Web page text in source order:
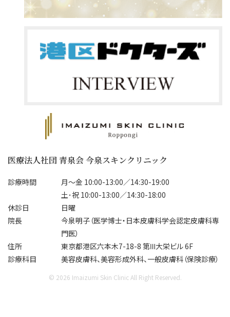
そんな方におすすめです✨
① ボトックス打ち放題💉
気になる部位をまとめてケア！
✔ 食いしばり
✨タッチアップ付きで安心
【ボトックスビスタ】
50単位　¥55,000（税込）
【ボツラックス】
50単位　¥38,500（税込）
100単位　¥70,000（税込）
✔ 表情ジワの改善・予防
おでこ・眉間・目尻など、表情のク
予防にもつながります。
咬筋の張りを和らげ、フェイスライ
おすすめです。
皮脂分泌を抑え、テカリ・毛穴・小
になる方にも人気です。
汗の分泌を抑え、汗ジミやニオイ
たい方におすすめです。
さらに今だけ！📢
ン
医療法人社団 青泉会 今泉スキンクリニック
診療時間
月～金 10:00-13:00／14:30-19:00
土･祝 10:00-13:00／14:30-18:00
休診日
日曜
院長
今泉明子（医学博士・日本皮膚科学会認定皮膚科専
門医）
住所
東京都港区六本木7-18-8 第Ⅲ大栄ビル 6F
診療科目
美容皮膚科、美容形成外科、一般皮膚科（保険診療）
© 2026 Imaizumi Skin Clinic All Right Reserved.